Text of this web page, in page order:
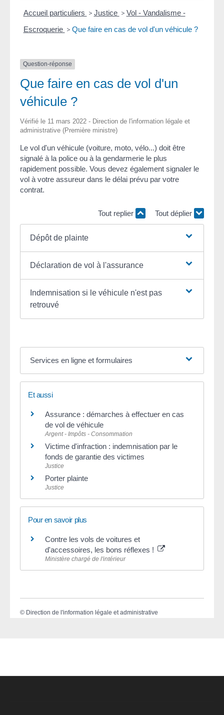
Accueil particuliers > Justice > Vol - Vandalisme -
Escroquerie > Que faire en cas de vol d'un véhicule ?
Question-réponse
Que faire en cas de vol d'un
véhicule ?
Vérifié le 11 mars 2022 - Direction de l'information légale et
administrative (Première ministre)
Le vol d'un véhicule (voiture, moto, vélo...) doit être
signalé à la police ou à la gendarmerie le plus
rapidement possible. Vous devez également signaler le
vol à votre assureur dans le délai prévu par votre
contrat.
Tout replier Tout déplier
Dépôt de plainte
Déclaration de vol à l'assurance
Indemnisation si le véhicule n'est pas
retrouvé
Services en ligne et formulaires
Et aussi
Assurance : démarches à effectuer en cas
de vol de véhicule
Argent - Impôts - Consommation
Victime d'infraction : indemnisation par le
fonds de garantie des victimes
Justice
Porter plainte
Justice
Pour en savoir plus
Contre les vols de voitures et
d'accessoires, les bons réflexes !
Ministère chargé de l'intérieur
© Direction de l'information légale et administrative